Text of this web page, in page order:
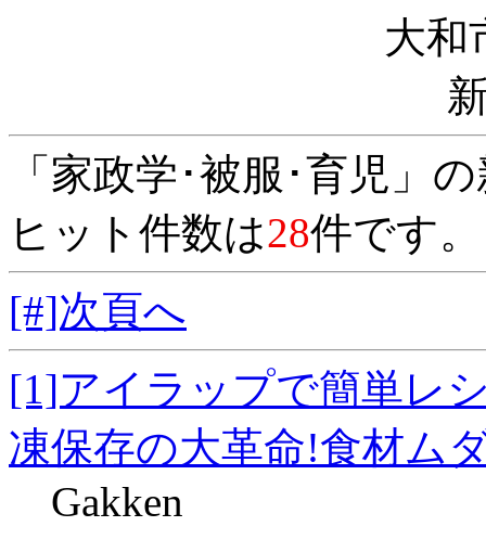
大和
「家政学･被服･育児」
ヒット件数は28件です
[#]次頁へ
[1]アイラップで簡
凍保存の大革命!食材ム
Gakken